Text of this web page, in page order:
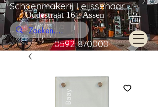
Schoenmakerij Leijssenaar
Oudestraat 16 Assen
0592-870000